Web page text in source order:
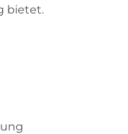
bietet.